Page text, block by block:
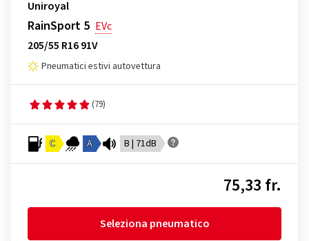
Uniroyal
RainSport 5 EVc
205/55 R16 91V
Pneumatici estivi autovettura
(79)
C A B | 71dB
75,33 fr.
Seleziona pneumatico